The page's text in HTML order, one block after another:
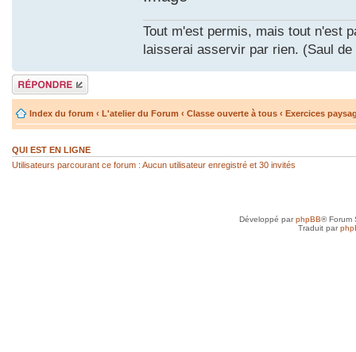
Tout m'est permis, mais tout n'est
laisserai asservir par rien. (Saul de
Répondre
Index du forum ‹ L'atelier du Forum ‹ Classe ouverte à tous ‹ Exercices
QUI EST EN LIGNE
Utilisateurs parcourant ce forum : Aucun utilisateur enregistré et 30 invités
Développé parphpBB® Forum
Traduit par